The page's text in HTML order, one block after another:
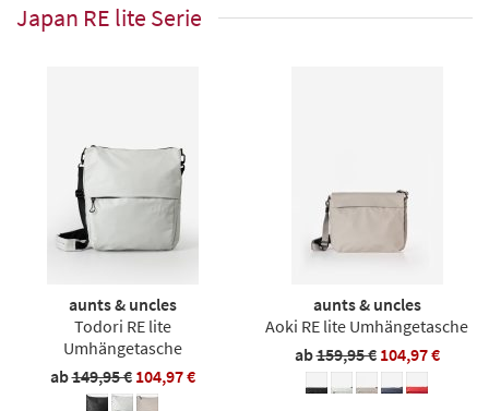
Japan RE lite Serie
aunts & uncles
Todori RE lite
Umhängetasche
ab149,95 € 104,97 €
aunts & uncles
Aoki RE lite Umhängetasche
ab159,95 € 104,97 €